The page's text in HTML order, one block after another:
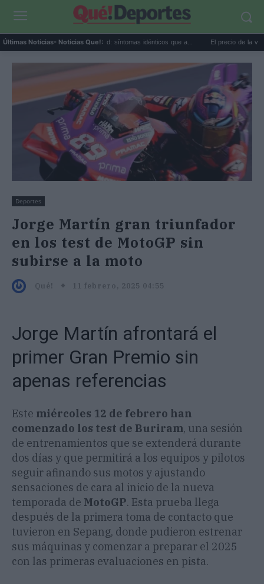
Últimas Noticias- Noticias Que!:
Calor extremo y ansiedad: síntomas idénticos que a... El precio de la vivienda en
Deportes
Jorge Martín gran triunfador
en los test de MotoGP sin
subirse a la moto
Qué! 11 febrero, 2025 04:55
Jorge Martín afrontará el
primer Gran Premio sin
apenas referencias
Este miércoles 12 de febrero han
comenzado los test de Buriram, una sesión
de entrenamientos que se extenderá durante
dos días y que permitirá a los equipos y pilotos
seguir afinando sus motos y ajustando
sensaciones de cara al inicio de la nueva
temporada de MotoGP. Esta prueba llega
después de la primera toma de contacto que
tuvieron en Sepang, donde pudieron estrenar
sus máquinas y comenzar a preparar el 2025
con las primeras evaluaciones en pista.